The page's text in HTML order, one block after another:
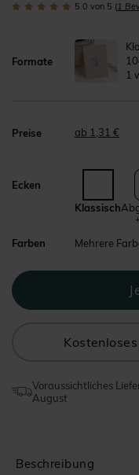
5.0 von 5 (1
Formate
1
Preise ab 1,31 €
Ecken
Klassisch
Farben Mehrere
Voraussichtliches
August
Beschreibung